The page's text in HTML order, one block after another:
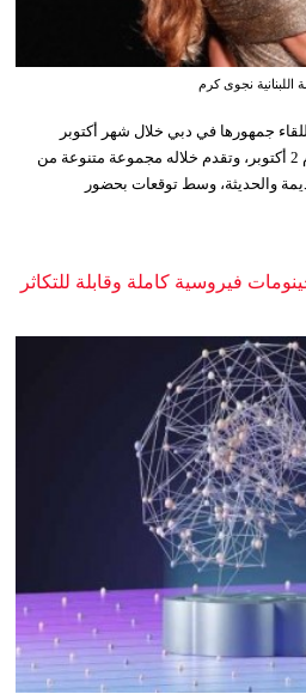
اللبنانية نجوى كرم
جمهورها في دبي خلال شهر أكتوبر
المقبل، حيث تحيي حفلًا غنائيًا يوم 2 أكتوبر، وتقدم خلاله مجموعة متنوعة من
والحديثة، وسط توقعات بحضور
فيروسية كاملة وقابلة للتكاثر